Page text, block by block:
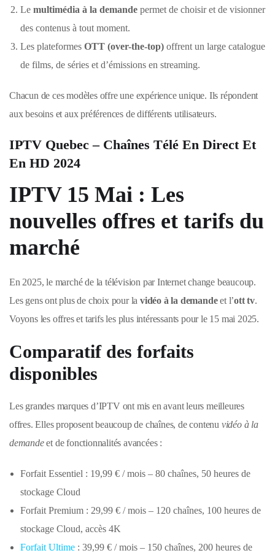
Le multimédia à la demande permet de choisir et de visionner
des contenus à tout moment.
Les plateformes OTT (over-the-top) offrent un large catalogue
de films, de séries et d’émissions en streaming.
Chacun de ces modèles offre une expérience unique. Ils répondent
aux besoins et aux préférences de différents utilisateurs.
IPTV Quebec – Chaînes Télé En Direct Et
En HD 2024
IPTV 15 Mai : Les
nouvelles offres et tarifs du
marché
En 2025, le marché de la télévision par Internet change beaucoup.
Les gens ont plus de choix pour lavidéo à la demandeet l’ott tv.
Voyons les offres et tarifs les plus intéressants pour le 15 mai 2025.
Comparatif des forfaits
disponibles
Les grandes marques d’IPTV ont mis en avant leurs meilleures
offres. Elles proposent beaucoup de chaînes, de contenu vidéo à la
demandeet de fonctionnalités avancées :
Forfait Essentiel : 19,99 € / mois – 80 chaînes, 50 heures de
stockage Cloud
Forfait Premium : 29,99 € / mois – 120 chaînes, 100 heures de
stockage Cloud, accès 4K
Forfait Ultime : 39,99 € / mois – 150 chaînes, 200 heures de